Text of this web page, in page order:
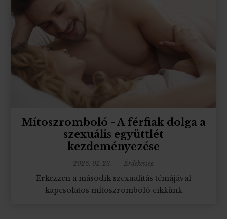
Mítoszromboló - A férfiak dolga a
szexuális együttlét
kezdeményezése
2026. 01. 23. Érdekesség
Érkezzen a második szexualitás témájával
kapcsolatos mítoszromboló cikkünk